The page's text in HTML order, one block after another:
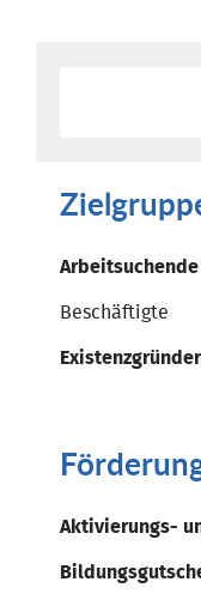
Arbeitsuchende
Beschäftigte
Existenzgründer
Aktivierungs-